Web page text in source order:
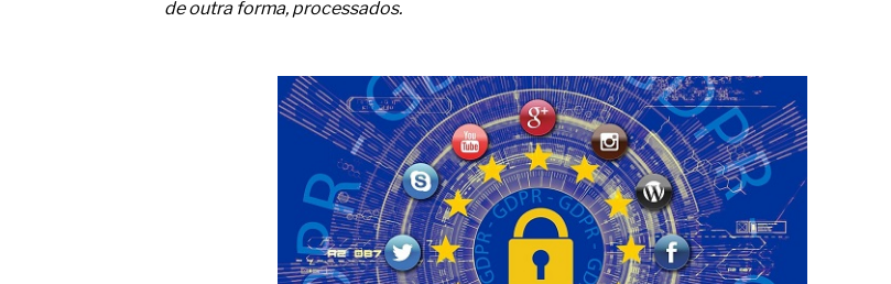
melhora o metabolismo
O desenho industrial ganha espaço como estratégia
competitiva nas empresas
As variações dimensionais dos produtos de materiais
cimentícios com fibra de vidro
A próxima vantagem competitiva não está no modelo de IA
A IA elevou a régua do comprador B2B e a venda complexa
ficou ainda mais humana
de outra forma, processados.